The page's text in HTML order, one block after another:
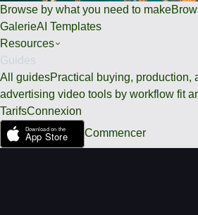
Browse by what you need to make
GalerieAI Templates
Resources
Guides
All guidesPractical buying, production,
advertising video tools by workflow fit
TarifsConnexion
Commencer